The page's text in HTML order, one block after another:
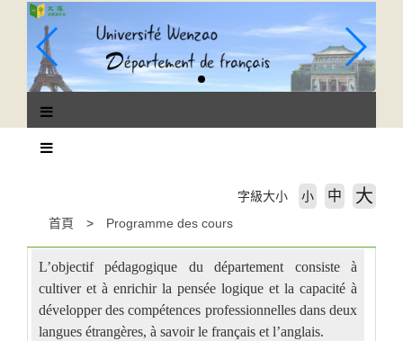
區
首頁 Programme des cours
字級大小 小 中 大
L’objectif pédagogique du département consiste à
cultiver et à enrichir la pensée logique et la capacité à
développer des compétences professionnelles dans deux
langues étrangères, à savoir le français et l’anglais.